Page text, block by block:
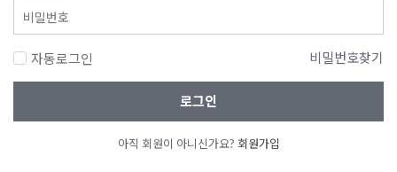
자동로그인 비밀번호찾기
로그인
아직 회원이 아니신가요? 회원가입